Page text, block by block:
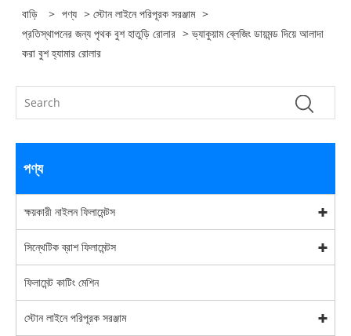
বাড়ি > পণ্য >স্টোন লাইনে পরিপূরক সরঞ্জাম >
প্রতিস্থাপনের জন্য পৃথক বুশ হাতুড়ি রোলার > ভ্যাকুয়াম ব্লেজিং ডায়মন্ড দিয়ে আলাদা
করা বুশ হ্যামার রোলার
পণ্য
ক্ষয়কারী নাইলন ফিলামেন্টস
সিন্থেটিক ব্রাশ ফিলামেন্টস
ফিলামেন্ট কাটিং মেশিন
স্টোন লাইনে পরিপূরক সরঞ্জাম